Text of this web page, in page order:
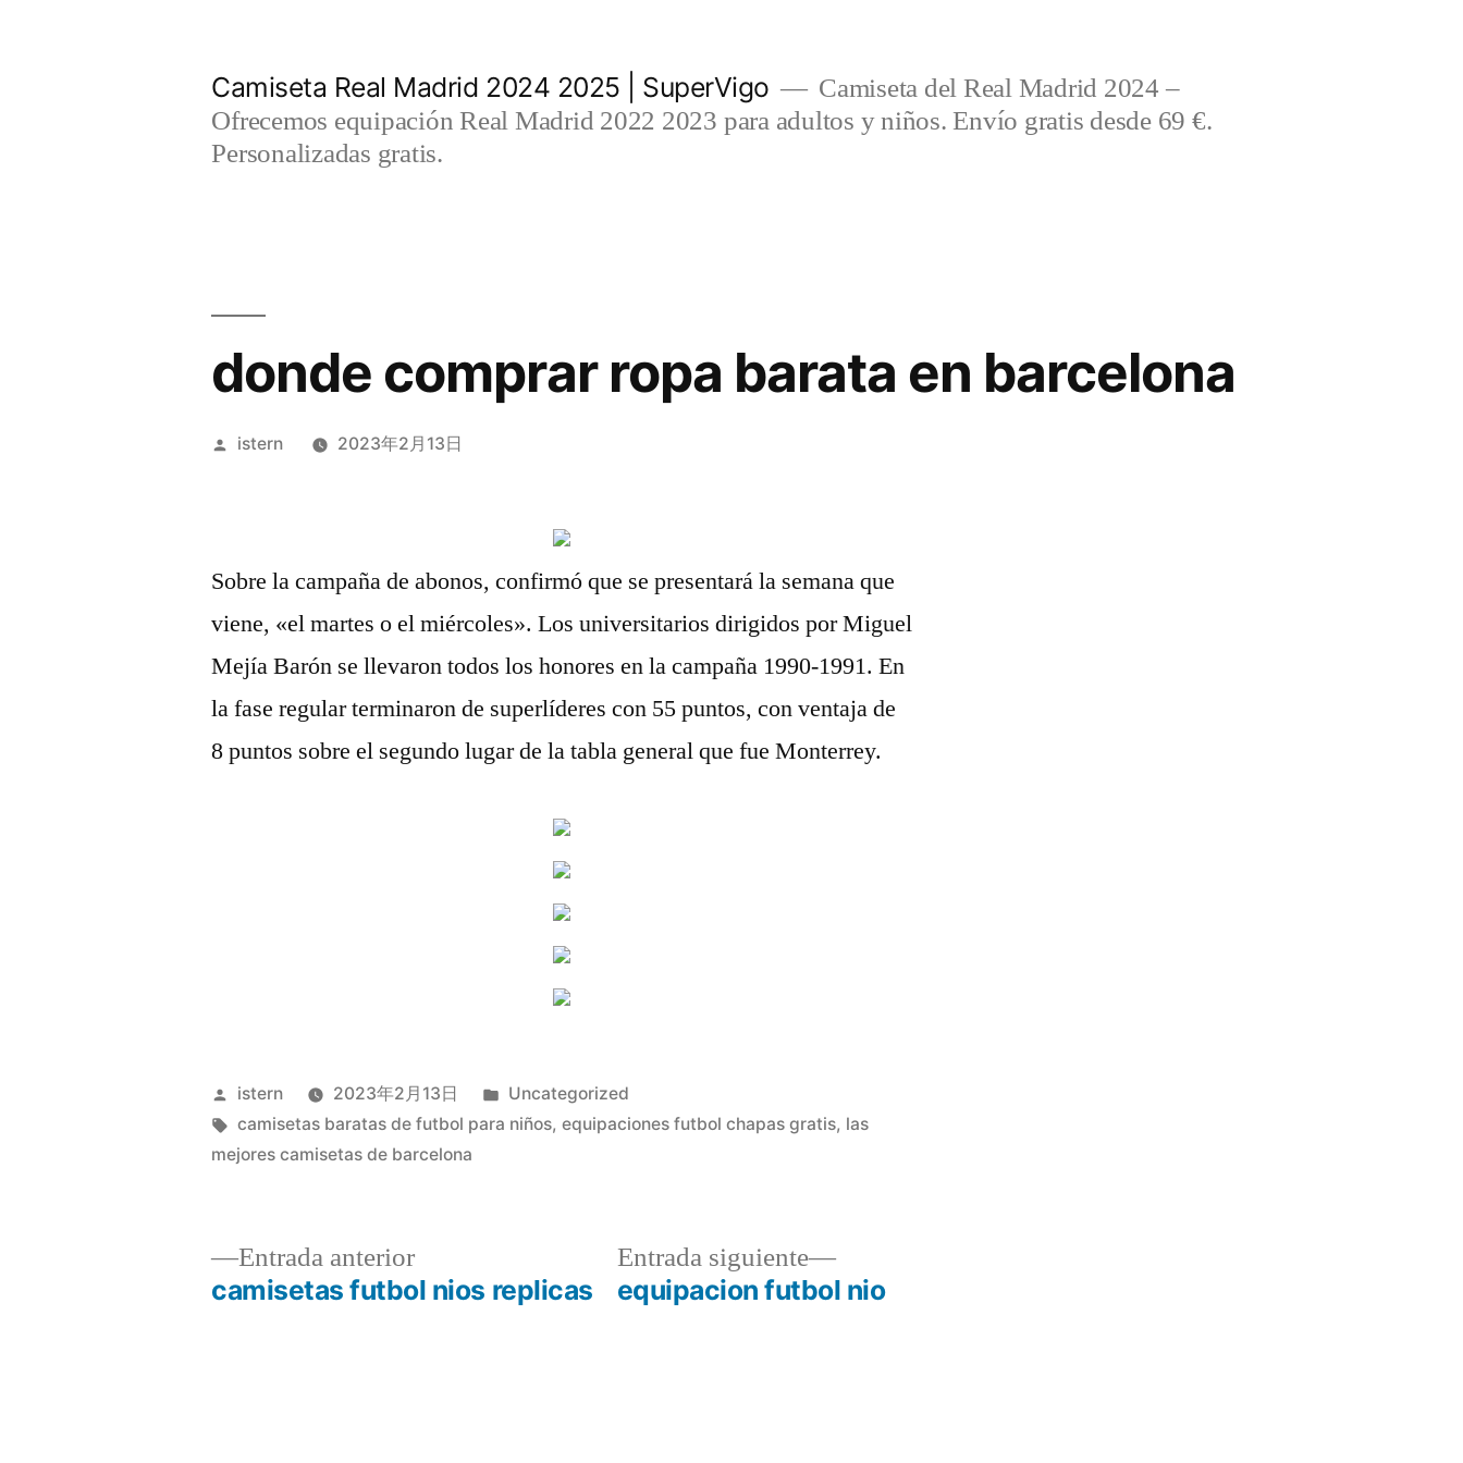
Camiseta Real Madrid 2024 2025 | SuperVigo
Camiseta del Real Madrid 2024 –
Ofrecemos equipación Real Madrid 2022 2023 para adultos y niños. Envío gratis desde 69 €.
Personalizadas gratis.
donde comprar ropa barata en barcelona
Publicado
istern 2023年2月13日
Sobre la campaña de abonos, confirmó que se presentará la semana que
viene, «el martes o el miércoles». Los universitarios dirigidos por Miguel
Mejía Barón se llevaron todos los honores en la campaña 1990-1991. En
la fase regular terminaron de superlíderes con 55 puntos, con ventaja de
8 puntos sobre el segundo lugar de la tabla general que fue Monterrey.
Publicado
por
istern 2023年2月13日
Publicado
en
Uncategorized
Etiquetas:
camisetas baratas de futbol para niños,equipaciones futbol chapas gratis, las
mejores camisetas de barcelona
Navegación
Entrada anteriorEntrada
anterior:
camisetas futbol nios replicas
Entrada siguiente
Entrada
siguiente:
equipacion futbol nio